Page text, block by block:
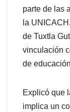
parte de las
la
de Tuxtla
vinculación
de
Explicó que
implica un